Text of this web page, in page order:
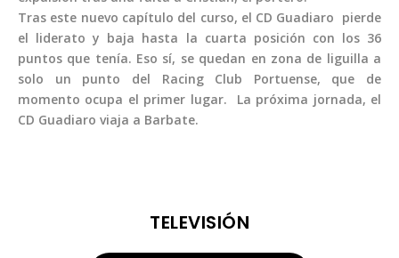
Tras este nuevo capítulo del curso, el CD Guadiaro pierde
el liderato y baja hasta la cuarta posición con los 36
puntos que tenía. Eso sí, se quedan en zona de liguilla a
solo un punto del Racing Club Portuense, que de
momento ocupa el primer lugar. La próxima jornada, el
CD Guadiaro viaja a Barbate.
TELEVISIÓN